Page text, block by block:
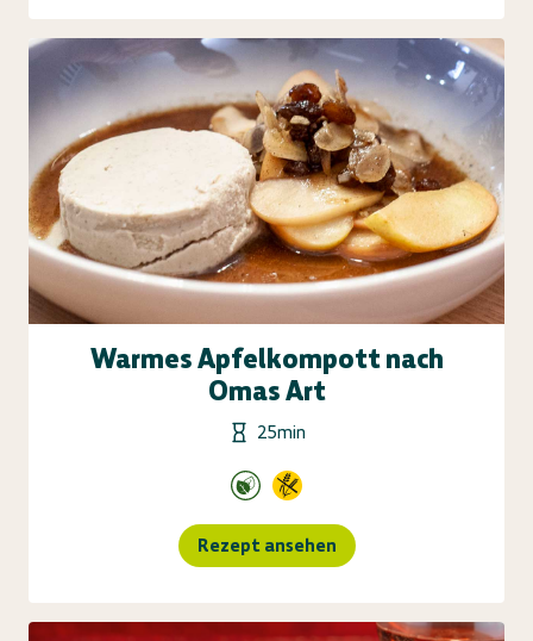
Warmes Apfelkompott nach
Omas Art
25min
Rezept ansehen